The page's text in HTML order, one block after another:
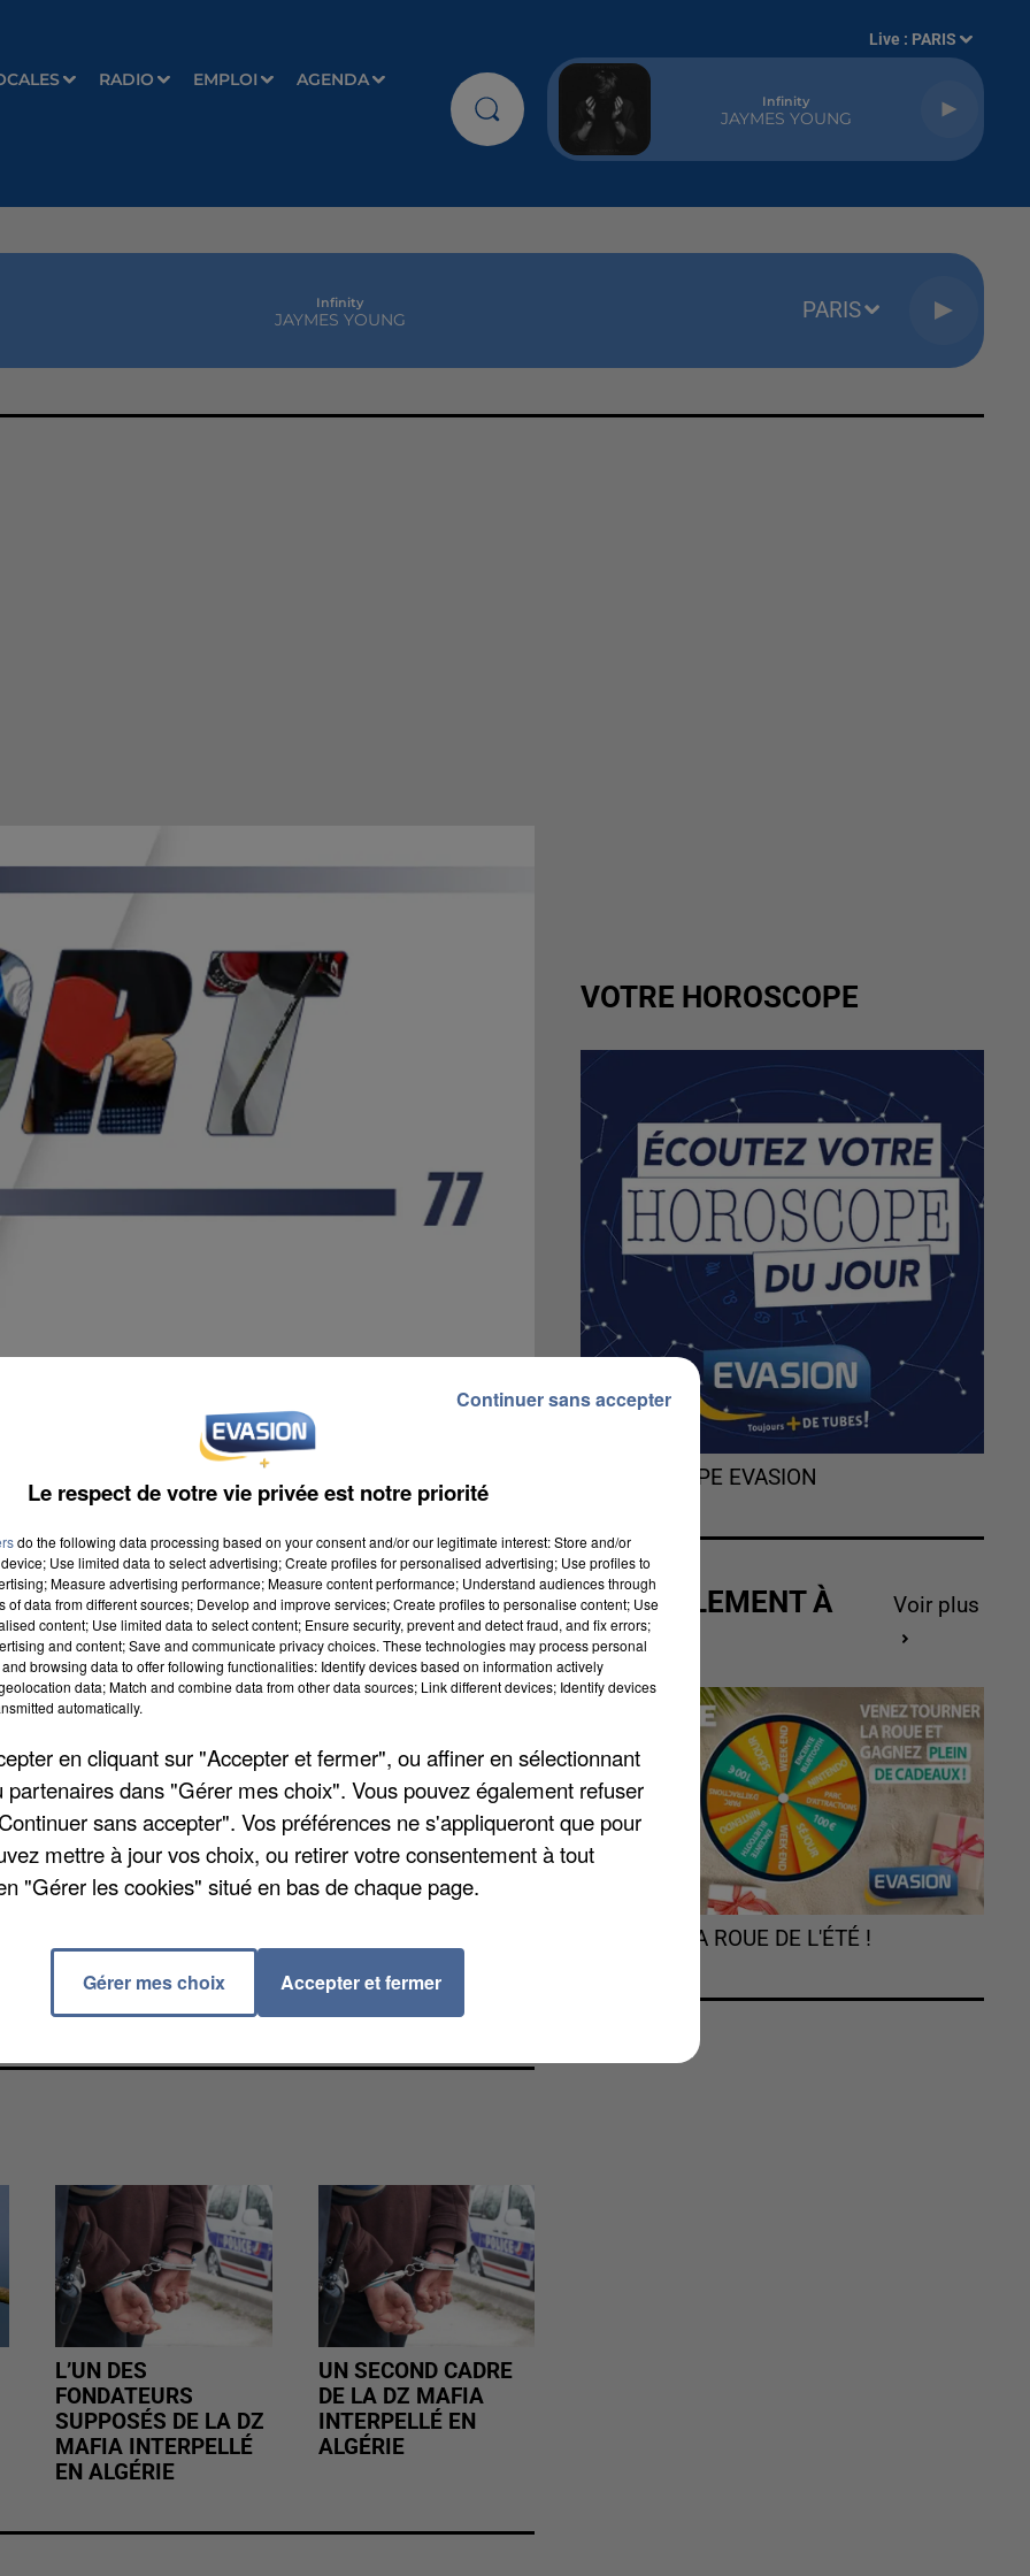
RADIO EMPLOI AGENDA
Live : PARIS
Infinity
JAYMES YOUNG
Infinity
JAYMES YOUNG PARIS
cinquième tour de la Coupe de France ce week-end.
savourer sa victoire sur Boulogne-Billancourt 4 à
Moissy qui décroche son billet pour la suite de la
3 à 2 sur les terres du Maccabi Paris UJA. C'est
domicile par Conflans.
de finir par s'imposer aux tirs à buts 14 à 13 face au
aux tirs aux buts 6 à 5 à L'Isle-Adam. C'est fini en
0 par Linas-Montlhéry, et pour Gretz-Tournan, sorti
sur ce même score de 2 – 0 contre Paray.
de Proligue. Les Seine-et-Marnais se sont imposés
à Dijon, ce week-end, pour la première journée
Angers à partir de 20h45.
L’UN DES
FONDATEURS
SUPPOSÉS DE LA DZ
MAFIA INTERPELLÉ
EN ALGÉRIE
UN SECOND CADRE
DE LA DZ MAFIA
INTERPELLÉ EN
ALGÉRIE
VOTRE HOROSCOPE
L'HOROSCOPE EVASION
ACTUELLEMENT À
GAGNER
Voir plus
TOURNEZ LA ROUE DE L'ÉTÉ !
Le respect de votre vie privée est notre priorité
do the following data processing based on your consent and/or our legitimate interest: Store and/or
Use limited data to select advertising; Create profiles for personalised advertising; Use profiles to
Measure advertising performance; Measure content performance; Understand audiences through
of data from different sources; Develop and improve services; Create profiles to personalise content; Use
content; Use limited data to select content; Ensure security, prevent and detect fraud, and fix errors;
and content; Save and communicate privacy choices. These technologies may process personal
browsing data to offer following functionalities: Identify devices based on information actively
data; Match and combine data from other data sources; Link different devices; Identify devices
automatically.
en cliquant sur "Accepter et fermer", ou affiner en sélectionnant
partenaires dans "Gérer mes choix". Vous pouvez également refuser
sans accepter". Vos préférences ne s'appliqueront que pour
mettre à jour vos choix, ou retirer votre consentement à tout
"Gérer les cookies" situé en bas de chaque page.
Gérer mes choix Accepter et fermer
Continuer sans accepter